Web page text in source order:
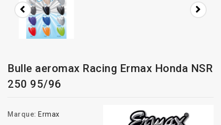
Bulle aeromax Racing Ermax Honda NSR
250 95/96
Marque: Ermax